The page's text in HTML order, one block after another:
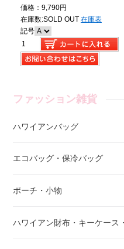
価格：9,790円
在庫数:SOLD OUT 在庫表
記号
ファッション雑貨
ハワイアンバッグ
エコバッグ・保冷バッグ
ポーチ・小物
ハワイアン財布・キーケース